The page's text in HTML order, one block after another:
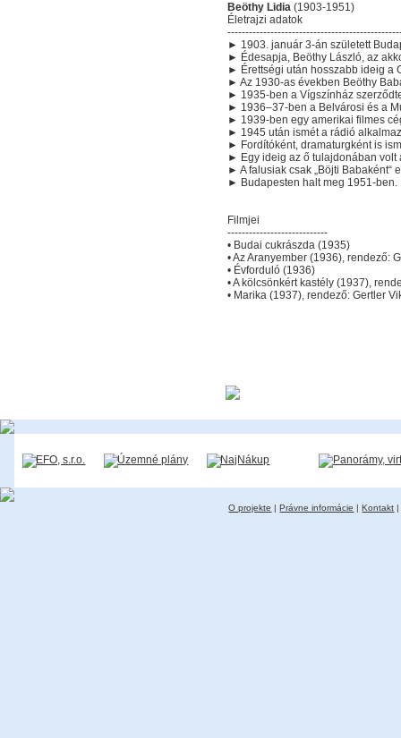
Beöthy Lidia (1903-1951)
Életrajzi adatok
► 1903. január 3-án született
► Édesapja, Beöthy László, az
► Érettségi után hosszabb ideig a
► Az 1930-as években Beöthy
► 1935-ben a Vígszínház
► 1936–37-ben a Belvárosi és a
► 1939-ben egy amerikai filmes
► 1945 után ismét a rádió
► Fordítóként, dramaturgként is
► Egy ideig az ő tulajdonában volt
► A falusiak csak „Böjti Babaként“
► Budapesten halt meg 1951-ben.
Filmjei
----------------------------
• Budai cukrászda (1935)
• Az Aranyember (1936), rendező:
• Évforduló (1936)
• A kölcsönkért kastély (1937),
• Marika (1937), rendező: Gertler
O projekte |Právne informácie |Kontakt